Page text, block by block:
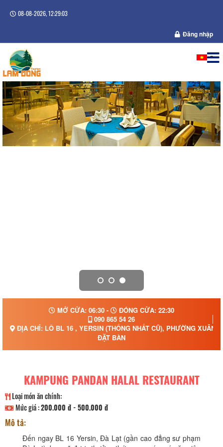
08-08-2026, 12:29:04
Đăng nhập
MỞ CỬA: 06:30 -
ĐÓNG CỬA: 22:30
090 865 54 26
ĐỊA CHỈ: LÔ BL 16 , YERSIN (THỐNG NHẤT CŨ), PHƯỜNG XUÂN
ĐẶT BÀN
KAMPUNG PANDAN HALAL RESTAURANT
Loại món ăn chính:
Mức giá :200.000 đ - 500.000 đ
Mô tả:
Đến ngay BL 16 Yersin, Đà Lạt (gần cao đẳng sư phạm